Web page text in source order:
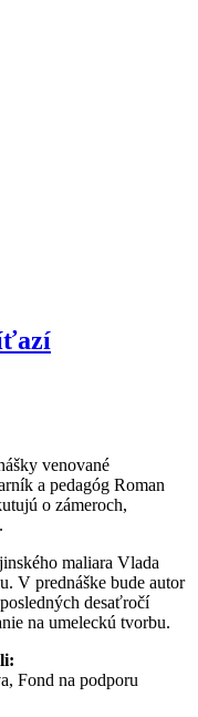
venované
a pedagóg Roman
o zámeroch,
maliara Vlada
V prednáške bude autor
desaťročí
na umeleckú tvorbu.
Fond na podporu